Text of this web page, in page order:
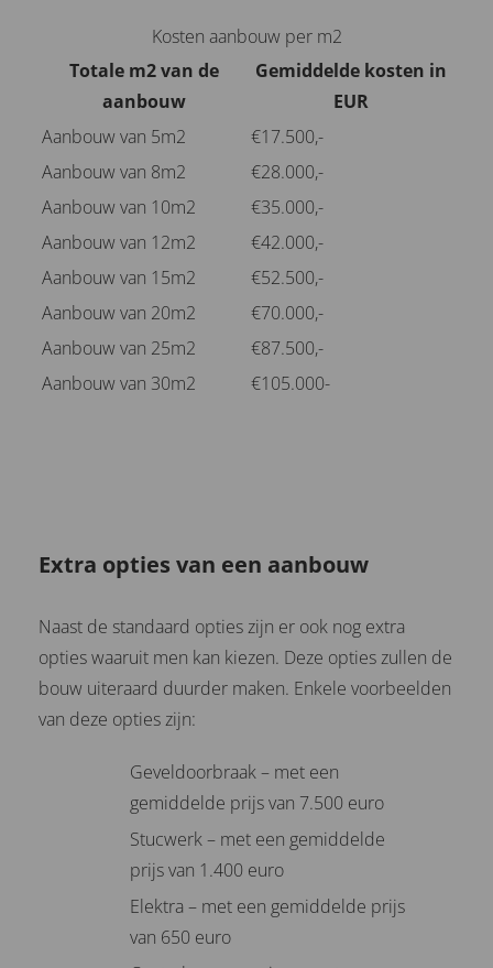
Totale m2 van de
aanbouw
Gemiddelde kosten in
EUR
Kosten aanbouw per m2
Aanbouw van 5m2
€17.500,-
Aanbouw van 8m2
€28.000,-
Aanbouw van 10m2
€35.000,-
Aanbouw van 12m2
€42.000,-
Aanbouw van 15m2
€52.500,-
Aanbouw van 20m2
€70.000,-
Aanbouw van 25m2
€87.500,-
Aanbouw van 30m2
€105.000-
Extra opties van een aanbouw
Naast de standaard opties zijn er ook nog extra
opties waaruit men kan kiezen. Deze opties zullen de
bouw uiteraard duurder maken. Enkele voorbeelden
van deze opties zijn:
Geveldoorbraak – met een
gemiddelde prijs van 7.500 euro
Stucwerk – met een gemiddelde
prijs van 1.400 euro
Elektra – met een gemiddelde prijs
van 650 euro